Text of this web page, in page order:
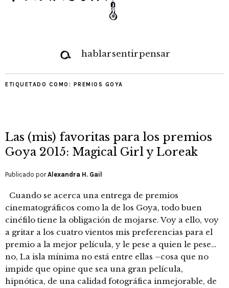
hablarsentirpensar
ETIQUETADO COMO: PREMIOS GOYA
Las (mis) favoritas para los premios
Goya 2015: Magical Girl y Loreak
Publicado porAlexandra H. Gail
Cuando se acerca una entrega de premios
cinematográficos como la de los Goya, todo buen
cinéfilo tiene la obligación de mojarse. Voy a ello, voy
a gritar a los cuatro vientos mis preferencias para el
premio a la mejor película, y le pese a quien le pese…
no, La isla mínima no está entre ellas –cosa que no
impide que opine que sea una gran película,
hipnótica, de una calidad fotográfica inmejorable, de